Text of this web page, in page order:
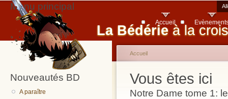
La Bédérie à la
Menu principal
Accueil
Nouveautés BD
A paraître
Vous êtes ici
Accueil
Notre Dame tome 1: